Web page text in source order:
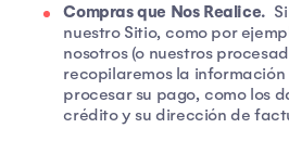
Compras que Nos Realice.
nuestro Sitio, como por
nosotros (o nuestros
recopilaremos la
procesar su pago, como los
crédito y su dirección de